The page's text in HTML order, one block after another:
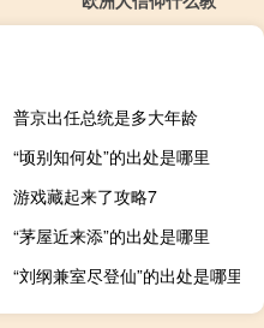
普京出任总统是多大年龄
“顷别知何处”的出处是哪里
游戏藏起来了攻略7
“茅屋近来添”的出处是哪里
“刘纲兼室尽登仙”的出处是哪里